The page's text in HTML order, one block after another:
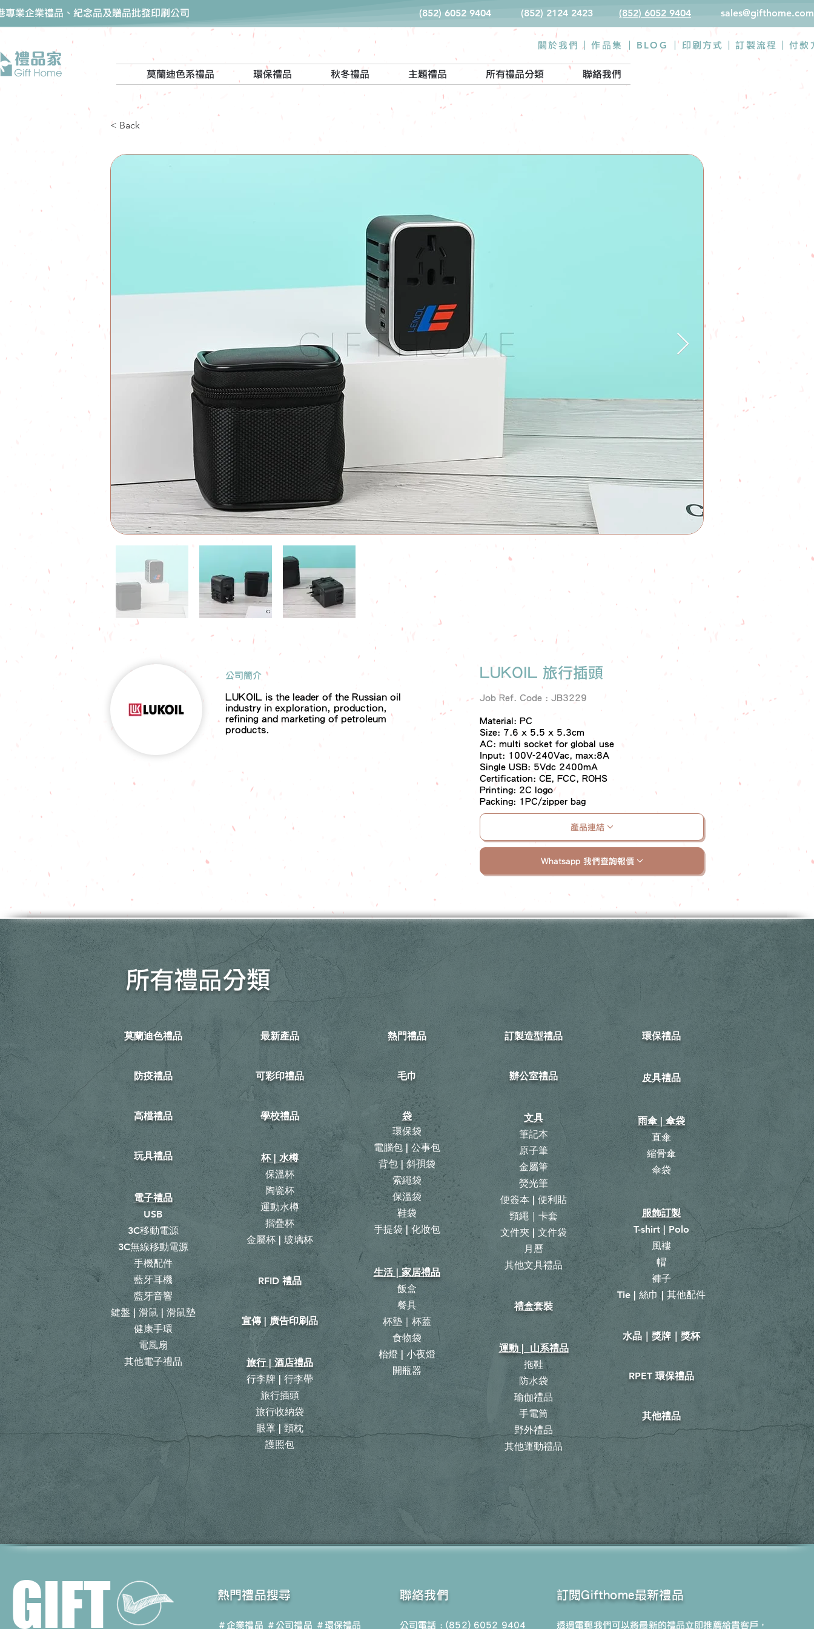
專業企業禮品、紀念品及贈品批發印刷公司 (852) 6052 9404 (852) 2124 2423 (852) 6052 9404
關於我們 | 作品集 BLOG | 印刷方式 |訂製流程 付款
莫蘭迪色系禮品 環保禮品 秋冬禮品 主題禮品 所有禮品分類 聯絡我們
< Back
​公司簡介
LUKOIL is the leader of the Russian oil
industry in exploration, production,
refining and marketing of petroleum
products.
LUKOIL 旅行插頭
Job Ref. Code : JB3229
Material: PC
Size: 7.6 x 5.5 x 5.3cm
AC: multi socket for global use
Input: 100V-240Vac, max:8A
Single USB: 5Vdc 2400mA
Certification: CE, FCC, ROHS
Printing: 2C logo
Packing: 1PC/zipper bag
產品連結
Whatsapp 我們查詢報價
所有禮品分類
最新產品
​可彩印禮品
學校禮品
杯 | 水樽
保溫杯
陶瓷杯
運動水樽
摺疊杯
金屬杯 | 玻璃杯
RFID 禮品
宣傳 | 廣告印刷品
旅行 | 酒店禮品
行李牌 | 行李帶
旅行插頭
​旅行收納袋
眼罩 | 頸枕
護照包
莫蘭迪色禮品
防疫禮品
高檔禮品
玩具禮品
電子禮品
USB
3C移動電源
3C無線移動電源
手機配件
藍牙耳機
藍牙音響
鍵盤 | 滑鼠 | 滑鼠墊
健康手環
電風扇
其他電子禮品
熱門禮品
毛巾
袋
環保袋
電腦包 | 公事包
背包|斜孭袋
​索繩袋
保溫袋
鞋袋
手提袋 | 化妝包
生活 | 家居禮品
飯盒
餐具
杯墊｜杯蓋
食物袋
枱燈 | 小夜燈
開瓶器
訂製造型禮品
​辦公室禮品
文具
筆記本
原子筆
金屬筆
熒光筆
便簽本 | 便利貼
頸繩｜卡套
文件夾 | 文件袋
月曆
​其他文具禮品
禮盒套裝
運動 | 山系禮品
拖鞋
防水袋
瑜伽禮品
手電筒
野外禮品
其他運動禮品
環保禮品
皮具禮品
雨傘 | 傘袋
直傘
縮骨傘
​傘袋
服飾訂製
T-shirt | Polo
風褸
帽
褲子
Tie | 絲巾 | 其他配件
​水晶｜獎牌｜獎杯
RPET 環保禮品
其他禮品
GIFT ​熱門禮品搜尋
＃企業禮品 ＃公司禮品 ＃環保禮品
聯絡我們
公司電話 : (852) 6052 9404
訂閱Gifthome最新禮品
透過電郵我們可以將最新的禮品立即推薦給貴客戶，